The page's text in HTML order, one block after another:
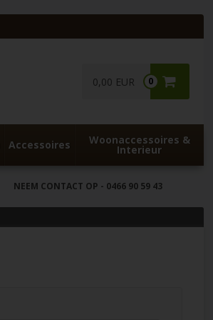
0
0,00 EUR
Accessoires Woonaccessoires &
Interieur
NEEM CONTACT OP - 0466 90 59 43